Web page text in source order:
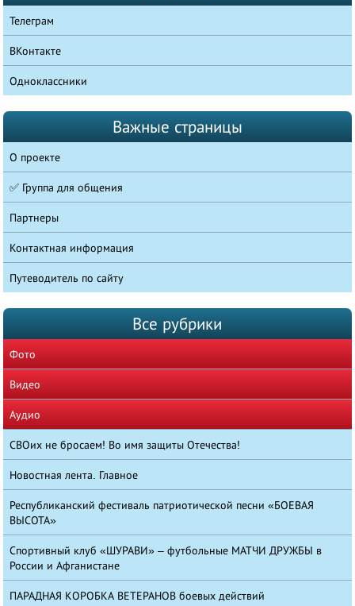
Телеграм
ВКонтакте
Одноклассники
Важные страницы
О проекте
✅ Группа для общения
Партнеры
Контактная информация
Путеводитель по сайту
Все рубрики
Фото
Видео
Аудио
СВОих не бросаем! Во имя защиты Отечества!
Новостная лента. Главное
Республиканский фестиваль патриотической песни «БОЕВАЯ
ВЫСОТА»
Спортивный клуб «ШУРАВИ» – футбольные МАТЧИ ДРУЖБЫ в
России и Афганистане
ПАРАДНАЯ КОРОБКА ВЕТЕРАНОВ боевых действий